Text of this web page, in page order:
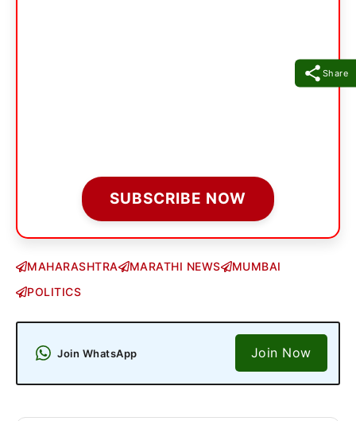
Share
SUBSCRIBE NOW
MAHARASHTRA MARATHI NEWS
MUMBAI
POLITICS
Join WhatsApp Join Now